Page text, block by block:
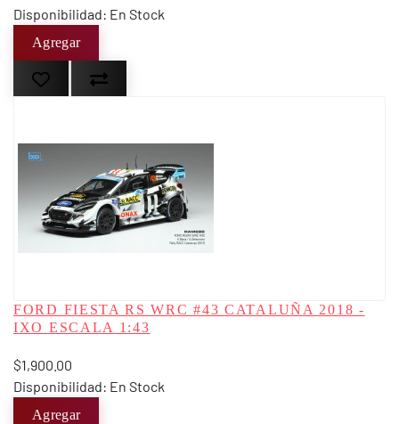
Disponibilidad: En Stock
FORD FIESTA RS WRC #43 CATALUÑA 2018 -
IXO ESCALA 1:43
$1,900.00
Disponibilidad: En Stock